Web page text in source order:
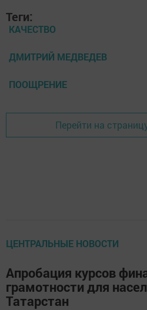
Теги:
КАЧЕСТВО
ДМИТРИЙ МЕДВЕДЕВ
ПООЩРЕНИЕ
Перейти на
ЦЕНТРАЛЬНЫЕ НОВОСТИ
Апробация курсов
грамотности для
Татарстан